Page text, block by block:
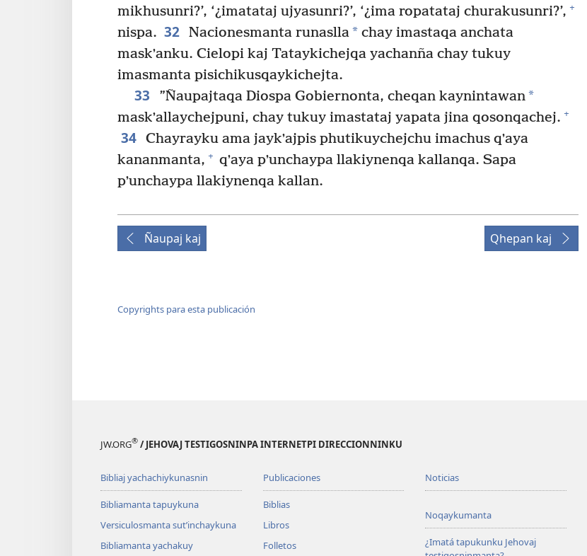
mikhusunri?’, ‘¿imatataj ujyasunri?’, ‘¿ima ropatataj churakusunri?’, +
nispa. 32 Nacionesmanta runaslla*chay imastaqa anchata
maskʼanku. Cielopi kaj Tataykichejqa yachanña chay tukuy
imasmanta pisichikusqaykichejta.
33 ”Ñaupajtaqa Diospa Gobiernonta, cheqan kaynintawan*
maskʼallaychejpuni, chay tukuy imastataj yapata jina qosonqachej. +
34 Chayrayku ama jaykʼajpis phutikuychejchu imachus qʼaya
kananmanta, + qʼaya pʼunchaypa llakiynenqa kallanqa. Sapa
pʼunchaypa llakiynenqa kallan.
Ñaupaj kaj Qhepan kaj
Copyrights para esta publicación
JW.ORG® / JEHOVAJ TESTIGOSNINPA INTERNETPI DIRECCIONNINKU
Bibliaj yachachiykunasnin
Bibliamanta tapuykuna
Versiculosmanta sutʼinchaykuna
Bibliamanta yachakuy
Publicaciones
Biblias
Libros
Folletos
Noticias
Noqaykumanta
¿Imatá tapukunku Jehovaj